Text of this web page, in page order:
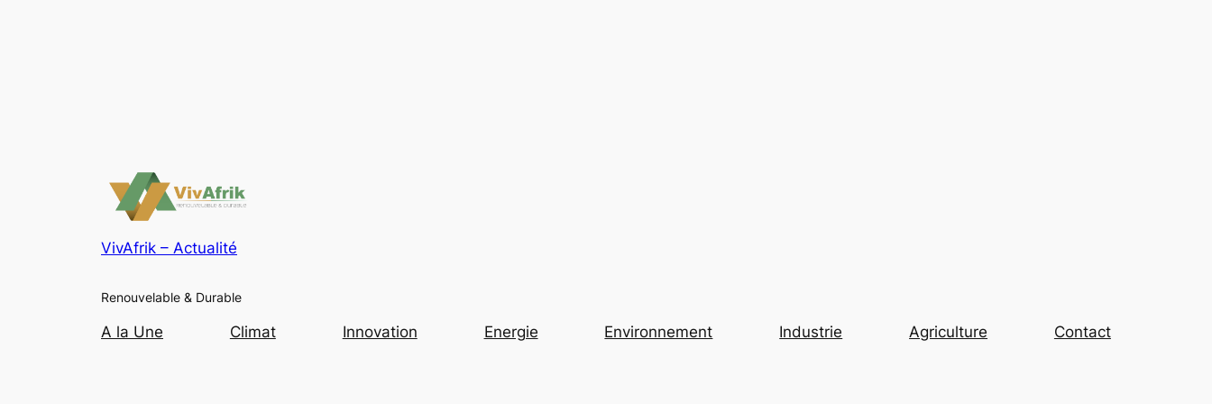
VivAfrik – Actualité
Renouvelable & Durable
A la Une Climat Innovation Energie Environnement Industrie Agriculture Contact